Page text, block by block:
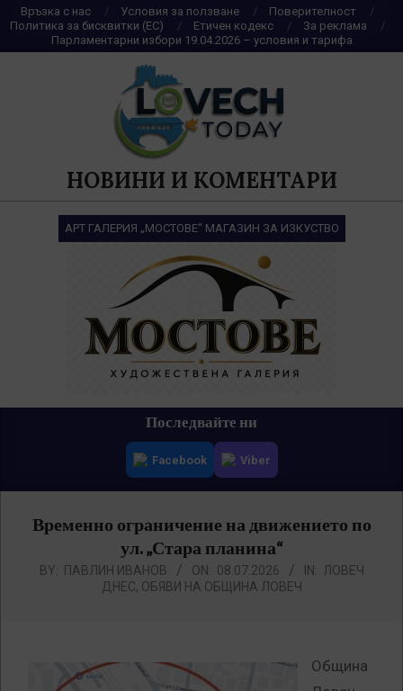
Skip
to
content
Връзка с нас Условия за ползване
Поверителност
Политика за бисквитки (ЕС)
Етичен кодекс
За реклама
Парламентарни избори 19.04.2026 – условия и тарифа
НОВИНИ И КОМЕНТАРИ
АРТ ГАЛЕРИЯ „МОСТОВЕ“ МАГАЗИН ЗА ИЗКУСТВО
Последвайте ни
Facebook Viber
Временно ограничение на движението по
ул. „Стара планина“
BY: ПАВЛИН ИВАНОВ ON: 08.07.2026 IN: ЛОВЕЧ
ДНЕС, ОБЯВИ НА ОБЩИНА ЛОВЕЧ
Община